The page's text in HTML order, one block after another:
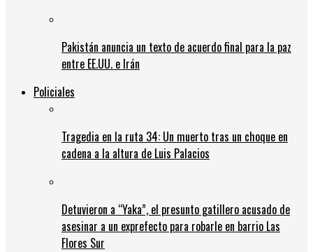
Pakistán anuncia un texto de acuerdo final para la paz
entre EE.UU. e Irán
Policiales
Tragedia en la ruta 34: Un muerto tras un choque en
cadena a la altura de Luis Palacios
Detuvieron a “Yaka”, el presunto gatillero acusado de
asesinar a un exprefecto para robarle en barrio Las
Flores Sur